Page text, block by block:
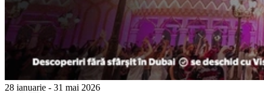
28 ianuarie - 31 mai 2026